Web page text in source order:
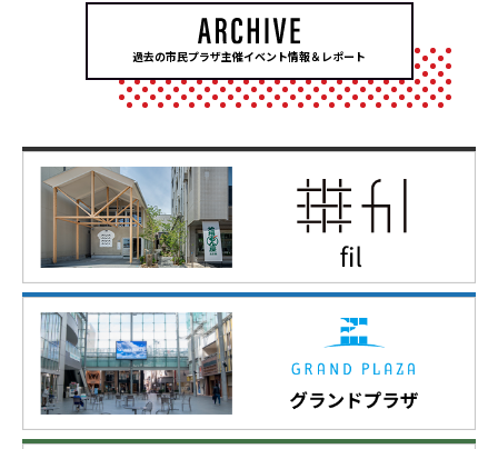
過去の市民プラザ主催イベント情報＆レポート